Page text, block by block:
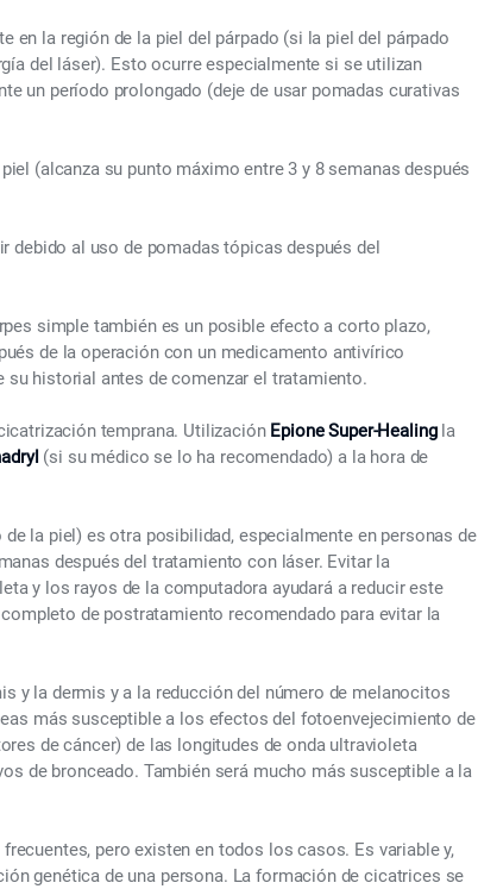
en la región de la piel del párpado (si la piel del párpado
del láser). Esto ocurre especialmente si se utilizan
un período prolongado (deje de usar pomadas curativas
(alcanza su punto máximo entre 3 y 8 semanas después
al uso de pomadas tópicas después del
simple también es un posible efecto a corto plazo,
de la operación con un medicamento antivírico
historial antes de comenzar el tratamiento.
temprana. Utilización Epione Super-Healingla
(si su médico se lo ha recomendado) a la hora de
la piel) es otra posibilidad, especialmente en personas de
después del tratamiento con láser. Evitar la
y los rayos de la computadora ayudará a reducir este
de postratamiento recomendado para evitar la
y la dermis y a la reducción del número de melanocitos
más susceptible a los efectos del fotoenvejecimiento de
de cáncer) de las longitudes de onda ultravioleta
de bronceado. También será mucho más susceptible a la
pero existen en todos los casos. Es variable y,
genética de una persona. La formación de cicatrices se